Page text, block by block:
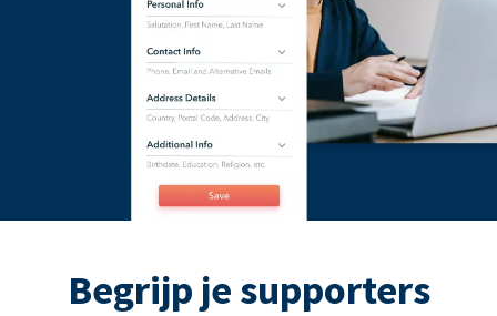
Begrijp je supporters